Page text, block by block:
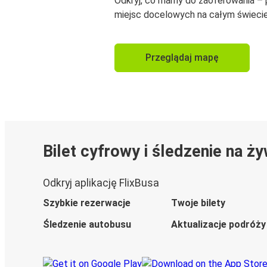
miejsc docelowych na całym
Przeglądaj mapę
Bilet cyfrowy i śledzenie na
Odkryj aplikację FlixBusa
Szybkie rezerwacje
Twoje bilety
Śledzenie autobusu
Aktualizacje podróży